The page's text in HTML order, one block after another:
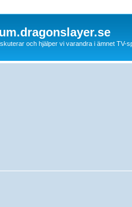
och hjälper vi varandra i ämnet TV-